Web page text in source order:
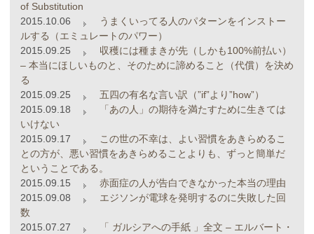
of Substitution
2015.10.06
うまくいってる人のパターンをインストー
ルする（エミュレートのパワー）
2015.09.25
収穫には種まきが先（しかも100%前払い）
– 本当にほしいものと、そのために諦めること（代償）を決め
る
2015.09.25
五四の有名な言い訳（”if”より”how”）
2015.09.18
「あの人」の期待を満たすために生きては
いけない
2015.09.17
この世の不幸は、よい習慣をあきらめるこ
との方が、悪い習慣をあきらめることよりも、ずっと簡単だ
ということである。
2015.09.15
赤面症の人が告白できなかった本当の理由
2015.09.08
エジソンが電球を発明するのに失敗した回
数
2015.07.27
「 ガルシアへの手紙 」全文 – エルバート・